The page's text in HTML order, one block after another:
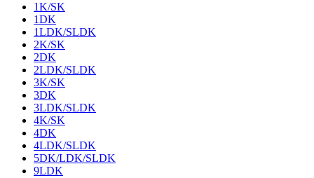
1K/SK
1DK
1LDK/SLDK
2K/SK
2DK
2LDK/SLDK
3K/SK
3DK
3LDK/SLDK
4K/SK
4DK
4LDK/SLDK
5DK/LDK/SLDK
9LDK